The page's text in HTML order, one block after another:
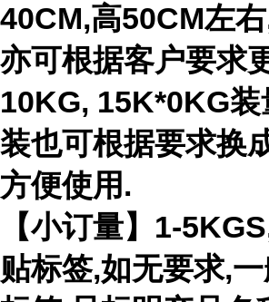
40CM,高50CM左
亦可根据客户要求
10KG, 15K*0KG装
装也可根据要求换
方便使用.
【小订量】1-
贴标签,如无要求,